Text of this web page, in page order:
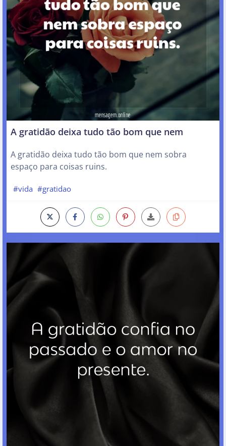
A gratidão deixa tudo tão bom que nem
A gratidão deixa tudo tão bom que nem sobra
espaço para coisas ruins.
#vida #gratidao